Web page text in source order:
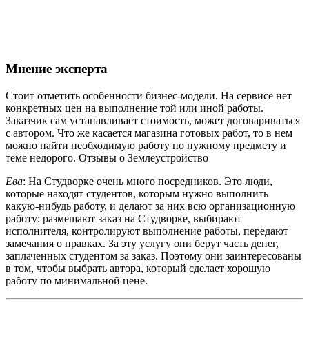
Мнение эксперта
Стоит отметить особенности бизнес-модели. На сервисе нет
конкретных цен на выполнение той или иной работы.
Заказчик сам устанавливает стоимость, может договариваться
с автором. Что же касается магазина готовых работ, то в нем
можно найти необходимую работу по нужному предмету и
теме недорого. Отзывы о Землеустройство
Ева: На Студворке очень много посредников. Это люди,
которые находят студентов, которым нужно выполнить
какую-нибудь работу, и делают за них всю организационную
работу: размещают заказ на Студворке, выбирают
исполнителя, контролируют выполнение работы, передают
замечания о правках. За эту услугу они берут часть денег,
заплаченных студентом за заказ. Поэтому они заинтересованы
в том, чтобы выбрать автора, который сделает хорошую
работу по минимальной цене.